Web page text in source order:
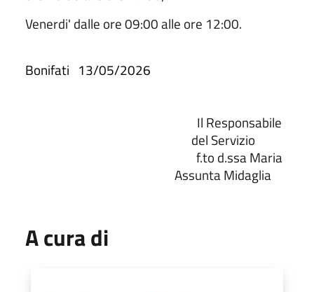
Venerdi' dalle ore 09:00 alle ore 12:00.
Bonifati 13/05/2026
Il Responsabile
del Servizio
f.to d.ssa Maria
Assunta Midaglia
A cura di